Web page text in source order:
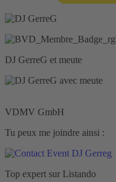
DJ GerreG et meute
VDMV GmbH
Tu peux me joindre ainsi :
Top expert sur Listando